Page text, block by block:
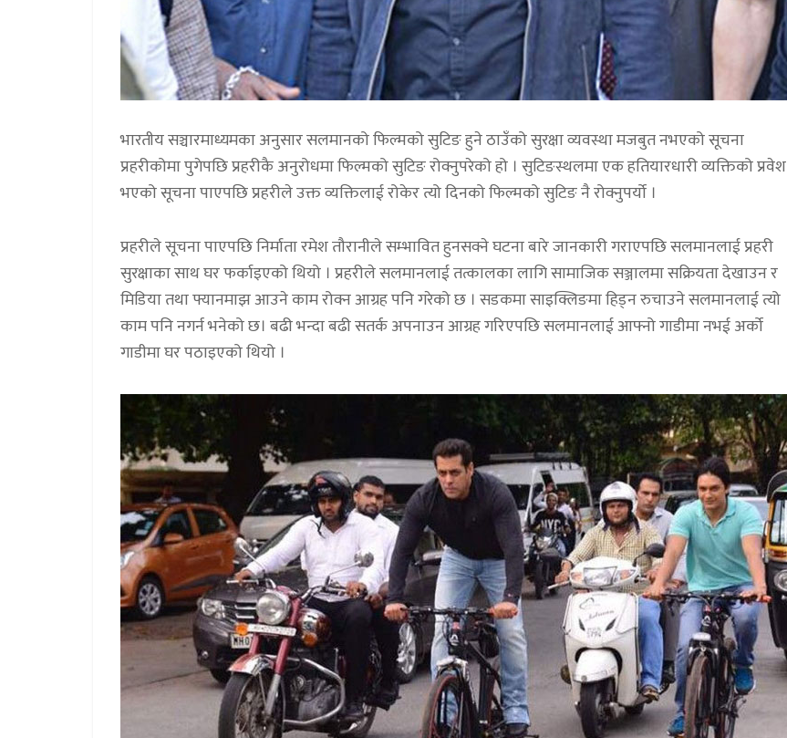
भारतीय सञ्चारमाध्यमका अनुसार सलमानको फिल्मको सुटिङ हुने ठाउँको सुरक्षा व्यवस्था मजबुत नभएको सूचना
प्रहरीकोमा पुगेपछि प्रहरीकै अनुरोधमा फिल्मको सुटिङ रोक्नुपरेको हो । सुटिङस्थलमा एक हतियारधारी व्यक्तिको प्रवेश
भएको सूचना पाएपछि प्रहरीले उक्त व्यक्तिलाई रोकेर त्यो दिनको फिल्मको सुटिङ नै रोक्नुपर्यो ।
प्रहरीले सूचना पाएपछि निर्माता रमेश तौरानीले सम्भावित हुनसक्ने घटना बारे जानकारी गराएपछि सलमानलाई प्रहरी
सुरक्षाका साथ घर फर्काइएको थियो । प्रहरीले सलमानलाई तत्कालका लागि सामाजिक सञ्जालमा सक्रियता देखाउन र
मिडिया तथा फ्यानमाझ आउने काम रोक्न आग्रह पनि गरेको छ । सडकमा साइक्लिङमा हिड्न रुचाउने सलमानलाई त्यो
काम पनि नगर्न भनेको छ। बढी भन्दा बढी सतर्क अपनाउन आग्रह गरिएपछि सलमानलाई आफ्नो गाडीमा नभई अर्को
गाडीमा घर पठाइएको थियो ।